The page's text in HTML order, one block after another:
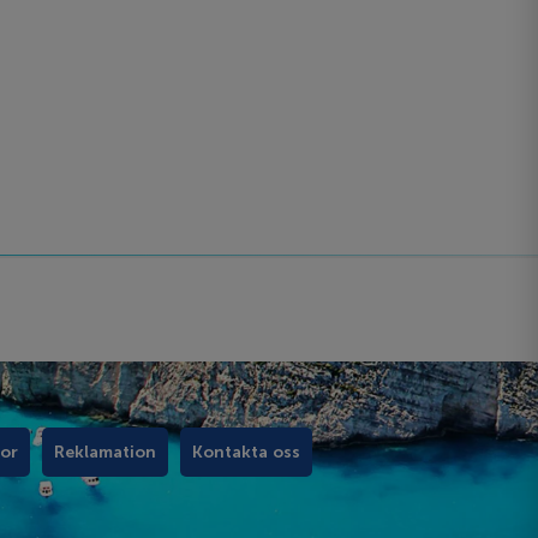
Reklamation Kontakta oss